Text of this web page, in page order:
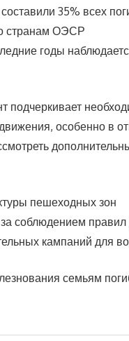
35% всех
странам ОЭСР
годы
подчеркивает
особенно в
пешеходных зон
соблюдением
кампаний для
семьям